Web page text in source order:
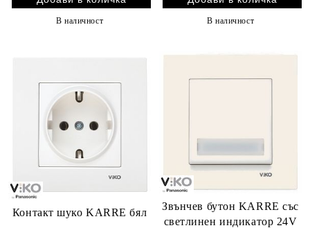
В наличност В наличност
Контакт шуко KARRE бял
Звънчев бутон KARRE със
светлинен индикатор 24V